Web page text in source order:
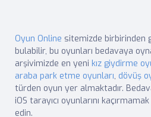
Oyun Online sitemizde birbirinden
bulabilir, bu oyunları bedavaya
arşivimizde en yeni kız giydirme
araba park etme oyunları, dövüş
türden oyun yer almaktadır.
iOS tarayıcı oyunlarını
edin.